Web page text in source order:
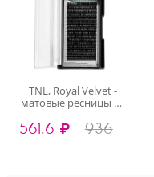
TNL, Royal Velvet -
матовые ресницы на
L+,11 мм, 16 линий)
561.6 ₽ 936